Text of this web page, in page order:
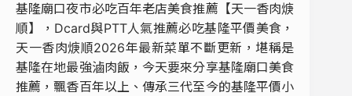
基隆廟口夜市必吃百年老店美食推薦【天一香肉焿
順】，Dcard與PTT人氣推薦必吃基隆平價美食，
天一香肉焿順2026年最新菜單不斷更新，堪稱是
基隆在地最強滷肉飯，今天要來分享基隆廟口美食
推薦，飄香百年以上、傳承三代至今的基隆平價小